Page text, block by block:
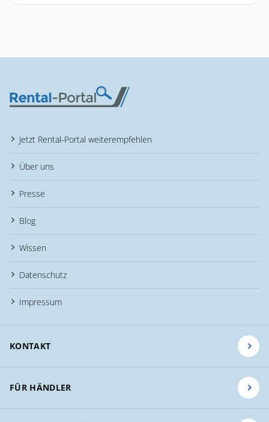
Jetzt Rental-Portal weiterempfehlen
Über uns
Presse
Blog
Wissen
Datenschutz
Impressum
KONTAKT
FÜR HÄNDLER